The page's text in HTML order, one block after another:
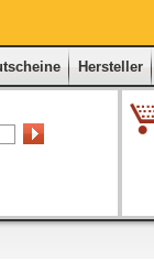
Hersteller